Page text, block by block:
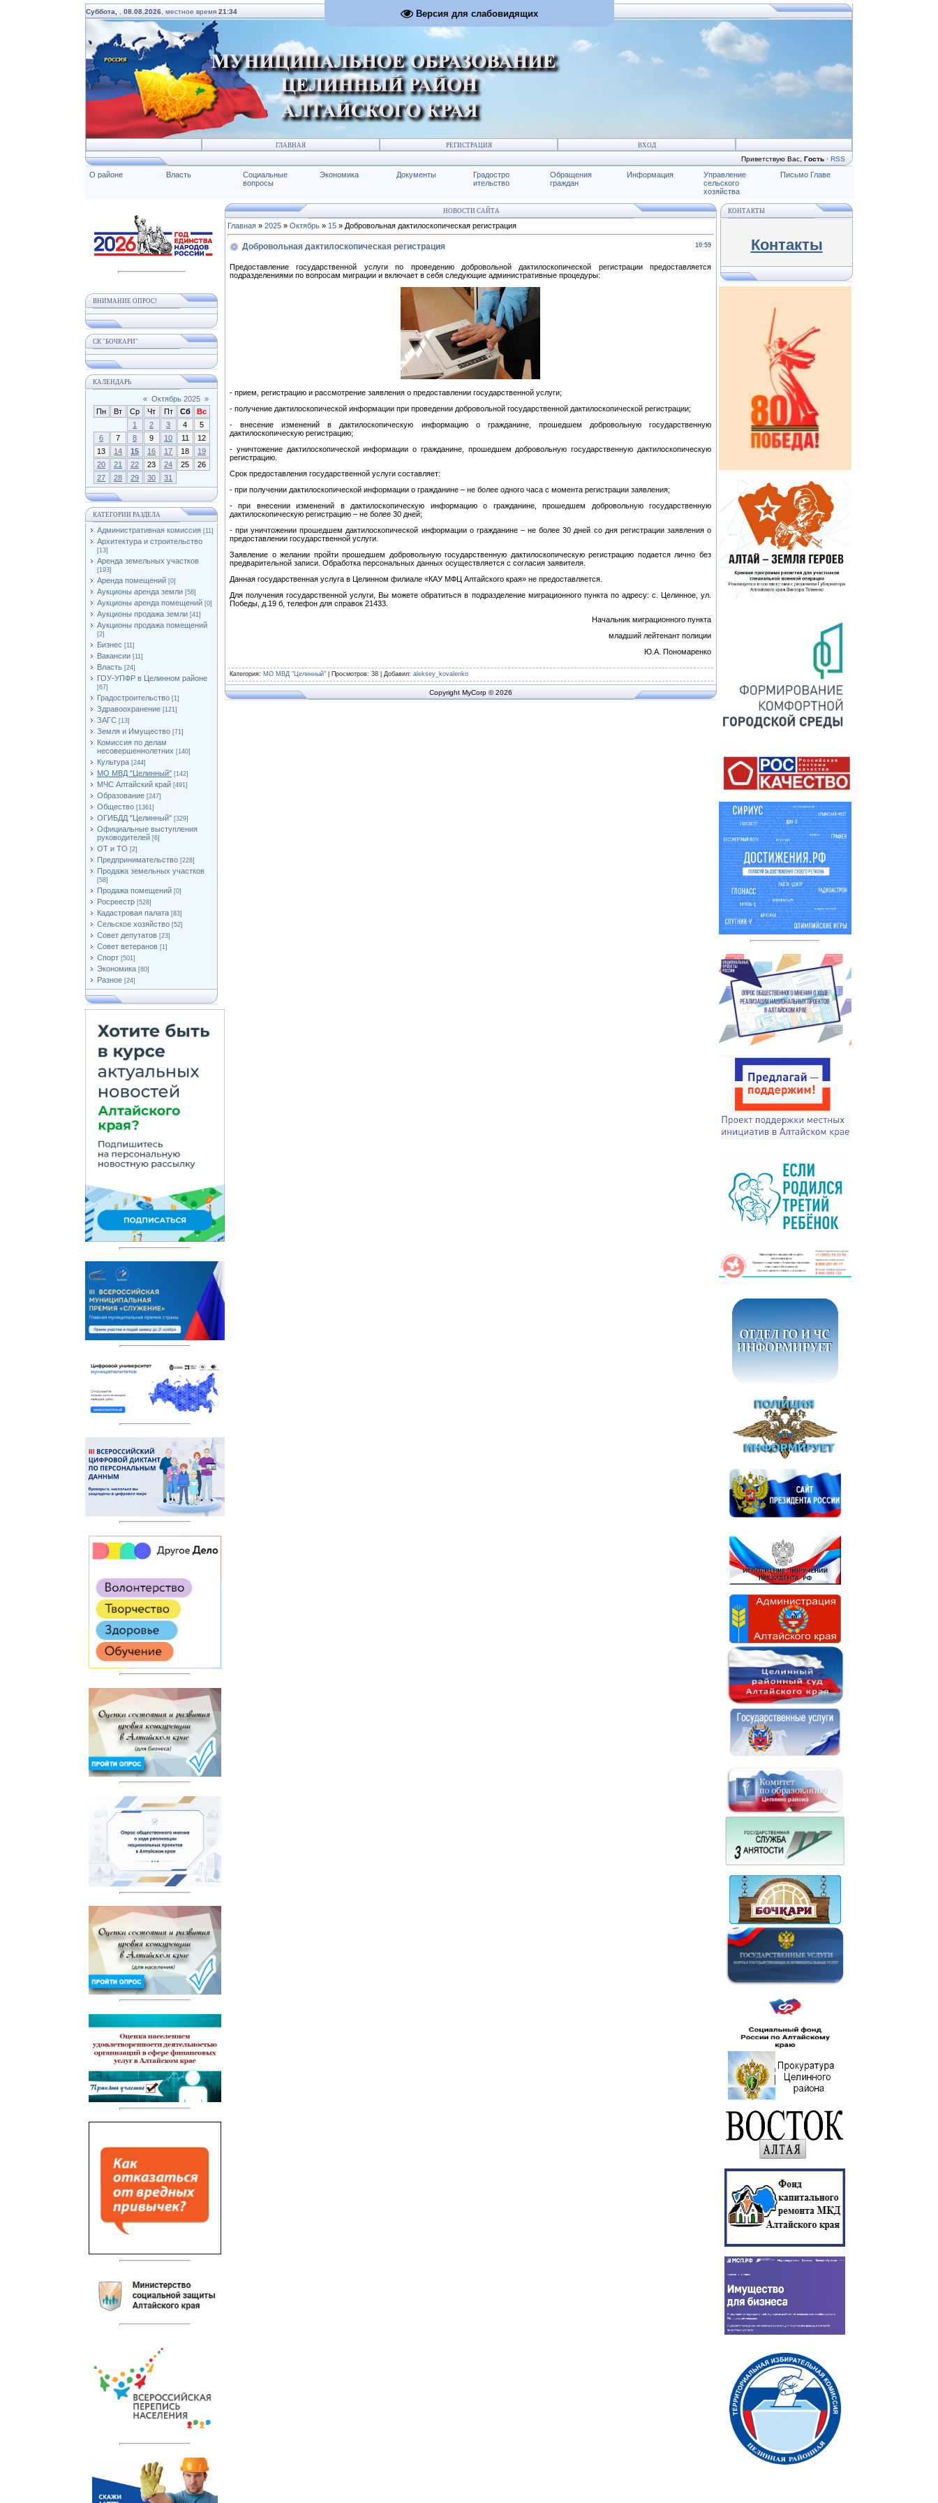
Версия для слабовидящих
Суббота, 08.08.2026 , местное время 21:34
ГЛАВНАЯ РЕГИСТРАЦИЯ ВХОД
Приветствую Вас Гость · RSS
О районе Власть
Социальные
вопросы
Экономика Документы
Градостро
ительство
Обращения
граждан
Информация
Управление
сельского
хозяйства
Письмо Главе
ВНИМАНИЕ ОПРОС!
СК "БОЧКАРИ"
КАЛЕНДАРЬ
« Октябрь 2025 »
Пн
Вт Ср Чт Пт Сб
Вс
1
2 3 4
5
6
7 8 9 10 11
12
13
14 15 16 17 18
19
20
21 22 23 24 25
26
27
28 29 30 31
КАТЕГОРИИ РАЗДЕЛА
Административная комиссия [11]
Архитектура и строительство
[13]
Аренда земельных участков
[193]
Аренда помещений [0]
Аукционы аренда земли [58]
Аукционы аренда помещений [0]
Аукционы продажа земли [41]
Аукционы продажа помещений
[2]
Бизнес [11]
Вакансии [11]
Власть [24]
ГОУ-УПФР в Целинном районе
[67]
Градостроительство [1]
Здравоохранение [121]
ЗАГС [13]
Земля и Имущество [71]
Комиссия по делам
несовершеннолетних [140]
Культура [244]
МО МВД "Целинный" [142]
МЧС Алтайский край [491]
Образование [247]
Общество [1361]
ОГИБДД "Целинный" [329]
Официальные выступления
руководителей [6]
ОТ и ТО [2]
Предпринимательство [228]
Продажа земельных участков
[58]
Продажа помещений [0]
Росреестр [528]
Кадастровая палата [83]
Сельское хозяйство [52]
Совет депутатов [23]
Совет ветеранов [1]
Спорт [501]
Экономика [80]
Разное [24]
НОВОСТИ САЙТА
Главная » 2025 » Октябрь » 15 » Добровольная дактилоскопическая регистрация
10:59
Добровольная дактилоскопическая регистрация
Предоставление государственной услуги по проведению добровольной дактилоскопической регистрации предоставляется
подразделениями по вопросам миграции и включает в себя следующие административные процедуры:
- прием, регистрацию и рассмотрение заявления о предоставлении государственной услуги;
- получение дактилоскопической информации при проведении добровольной государственной дактилоскопической регистрации;
- внесение изменений в дактилоскопическую информацию о гражданине, прошедшем добровольную государственную
дактилоскопическую регистрацию;
- уничтожение дактилоскопической информации о гражданине, прошедшем добровольную государственную дактилоскопическую
регистрацию.
Срок предоставления государственной услуги составляет:
- при получении дактилоскопической информации о гражданине – не более одного часа с момента регистрации заявления;
- при внесении изменений в дактилоскопическую информацию о гражданине, прошедшем добровольную государственную
дактилоскопическую регистрацию – не более 30 дней;
- при уничтожении прошедшем дактилоскопической информации о гражданине – не более 30 дней со дня регистрации заявления о
предоставлении государственной услуги.
Заявление о желании пройти прошедшем добровольную государственную дактилоскопическую регистрацию подается лично без
предварительной записи. Обработка персональных данных осуществляется с согласия заявителя.
Данная государственная услуга в Целинном филиале «КАУ МФЦ Алтайского края» не предоставляется.
Для получения государственной услуги, Вы можете обратиться в подразделение миграционного пункта по адресу: с. Целинное, ул.
Победы, д.19 б, телефон для справок 21433.
Начальник миграционного пункта
младший лейтенант полиции
Ю.А. Пономаренко
Категория: МО МВД "Целинный" Просмотров: 38 | Добавил: aleksey_kovalenko
Copyright MyCorp © 2026
КОНТАКТЫ
Контакты